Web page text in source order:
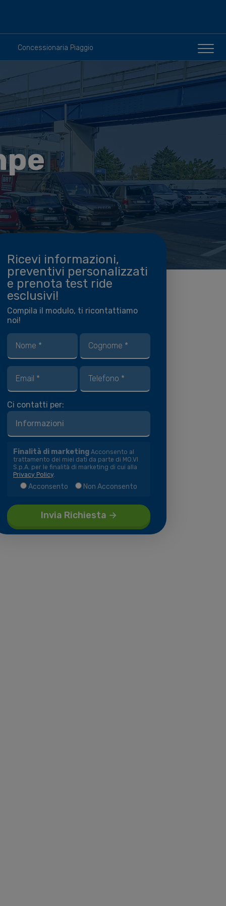
Concessionaria Piaggio
Ricevi informazioni,
preventivi personalizzati
e prenota test ride
esclusivi!
Compila il modulo, ti ricontattiamo
noi!
Ci contatti per:
Finalità di marketing Acconsento al
trattamento dei miei dati da parte di MO.VI
S.p.A. per le finalità di marketing di cui alla
Privacy Policy.
Acconsento Non Acconsento